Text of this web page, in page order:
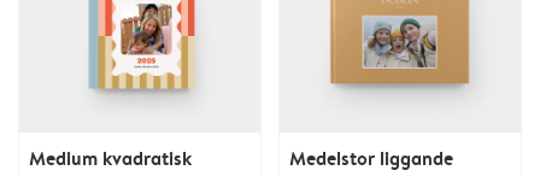
Medium kvadratisk
Medelstor liggande